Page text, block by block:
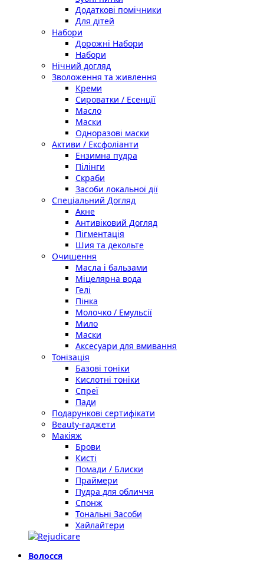
Додаткові помічники
Для дітей
Набори
Дорожні Набори
Набори
Нічний догляд
Зволоження та живлення
Креми
Сироватки / Есенції
Масло
Маски
Одноразові маски
Активи / Ексфоліанти
Ензимна пудра
Пілінги
Скраби
Засоби локальної дії
Спеціальний Догляд
Акне
Антивіковий Догляд
Пігментація
Шия та декольте
Очищення
Масла і бальзами
Міцелярна вода
Гелі
Пінка
Молочко / Емульсії
Мило
Маски
Аксесуари для вмивання
Тонізація
Базові тоніки
Кислотні тоніки
Спреї
Пади
Подарункові сертифікати
Beauty-гаджети
Макіяж
Брови
Кисті
Помади / Блиски
Праймери
Пудра для обличчя
Спонж
Тональні Засоби
Хайлайтери
Волосся